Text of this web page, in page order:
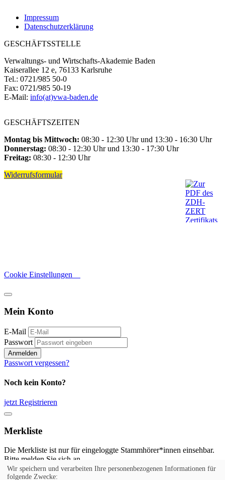
Impressum
Datenschutzerklärung
GESCHÄFTSSTELLE
Verwaltungs- und Wirtschafts-Akademie Baden
Kaiserallee 12 e, 76133 Karlsruhe
Tel.: 0721/985 50-0
Fax: 0721/985 50-19
E-Mail: info(at)vwa-baden.de
GESCHÄFTSZEITEN
Montag bis Mittwoch: 08:30 - 12:30 Uhr und 13:30 - 16:30 Uhr
Donnerstag: 08:30 - 12:30 Uhr und 13:30 - 17:30 Uhr
Freitag: 08:30 - 12:30 Uhr
Widerrufsformular
Cookie Einstellungen
Mein Konto
E-Mail
Passwort
Anmelden
Passwort vergessen?
Noch kein Konto?
jetzt Registrieren
Merkliste
Die Merkliste ist nur für eingeloggte Stammhörer*innen einsehbar.
Bitte melden Sie sich an.
Anmelden
Wir speichern und verarbeiten Ihre personenbezogenen Informationen für
folgende Zwecke: